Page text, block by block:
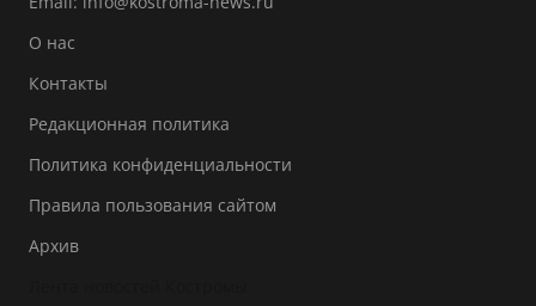
О нас
Контакты
Редакционная политика
Политика конфиденциальности
Правила пользования сайтом
Архив